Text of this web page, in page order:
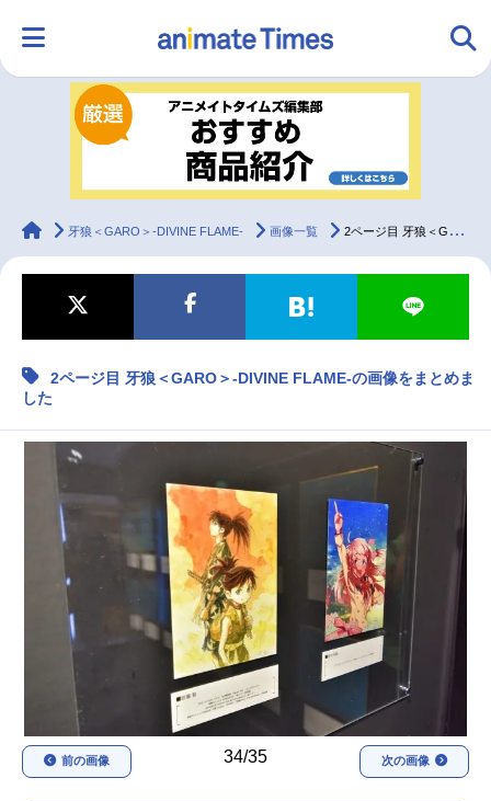
ランキング アニメ
ラジオ
マンガ・ラノベ ゲーム・アプリ 音楽 コスプレ
2.5次元 配信・Vtuber 無料マンガ
最新記事一覧
声優記事一覧
アニメ映画一覧 実写化映画一覧
今期アニメ曜日別一覧
春アニメ 夏アニメ
冬アニメ
男性声優/女性声優一覧
animateTimes
牙狼＜GARO＞-DIVINE FLAME- 画像一覧 2ページ目 牙狼＜GARO＞-DIVINE FLAME-の画像をまとめました
2ページ目 牙狼＜GARO＞-DIVINE FLAME-の画像をまとめま
した
34/35
前の画像 次の画像